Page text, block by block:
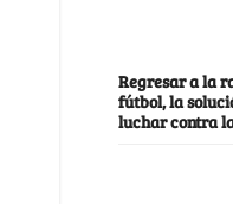
Regresar a la
fútbol, la
luchar contra